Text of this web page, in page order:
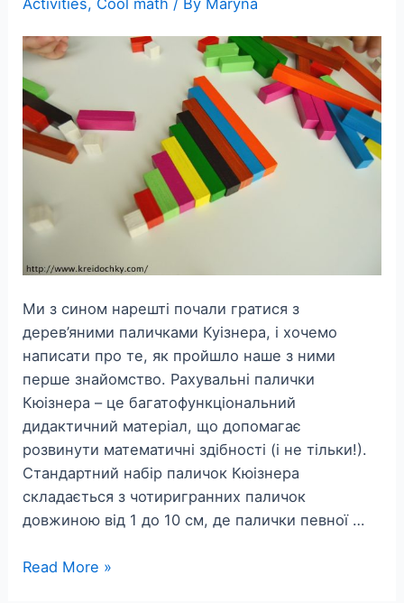
Ми з сином нарешті почали гратися з
дерев’яними паличками Куізнера, і хочемо
написати про те, як пройшло наше з ними
перше знайомство. Рахувальні палички
Кюізнера – це багатофункціональний
дидактичний матеріал, що допомагає
розвинути математичні здібності (і не тільки!).
Стандартний набір паличок Кюізнера
складається з чотиригранних паличок
довжиною від 1 до 10 см, де палички певної …
Палички
Read More »